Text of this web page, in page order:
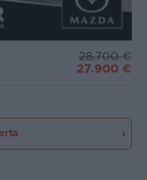
28.700 €
27.900 €